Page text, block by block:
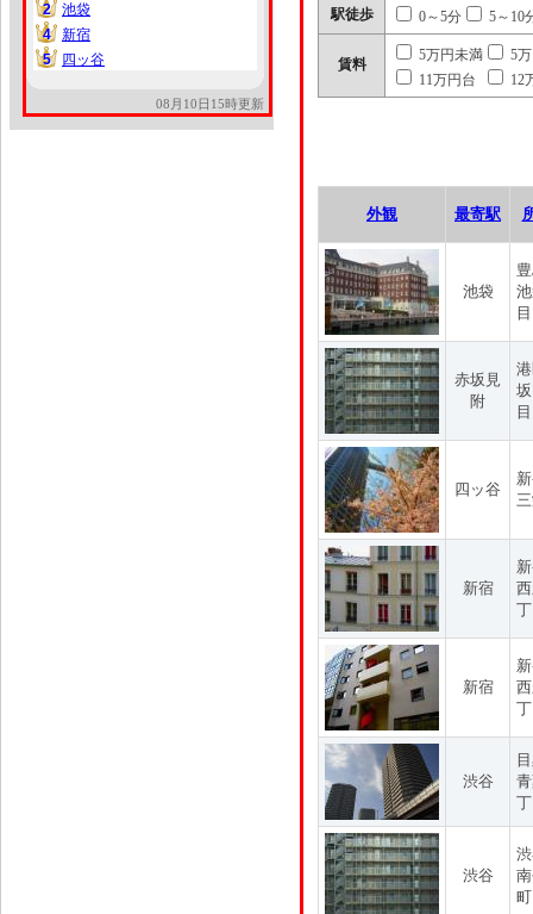
2
2
池袋
4
4
新宿
5
5 四ッ谷
08月10日15時更新
駅徒歩 0～5分 5～10
賃料
5万円未満
5
11万円台
12
外観 最寄駅
池袋
赤坂見
附
目
四ッ谷
新宿
新宿
渋谷
渋谷